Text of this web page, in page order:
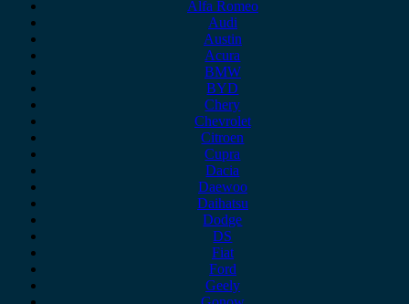
Alfa Romeo
Audi
Austin
Acura
BMW
BYD
Chery
Chevrolet
Citroen
Cupra
Dacia
Daewoo
Daihatsu
Dodge
DS
Fiat
Ford
Geely